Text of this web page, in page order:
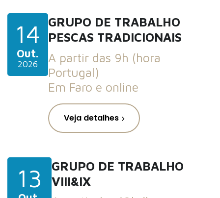
14
Out.
2026
GRUPO DE TRABALHO
PESCAS TRADICIONAIS
A partir das 9h (hora
Portugal)
Em Faro e online
Veja detalhes
13
GRUPO DE TRABALHO
VIII&IX